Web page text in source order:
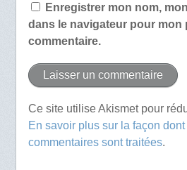
Enregistrer mon nom,
dans le navigateur pour mon
commentaire.
Ce site utilise Akismet pour
En savoir plus sur la façon
commentaires sont traitées.